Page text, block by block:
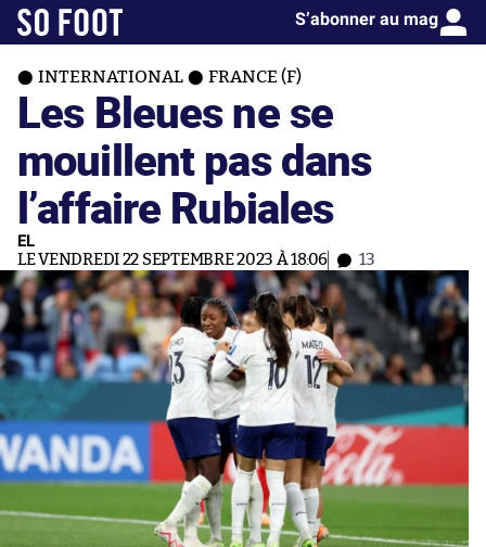
S’abonner au mag
INTERNATIONAL FRANCE (F)
Les Bleues ne se
mouillent pas dans
l’affaire Rubiales
EL
LE VENDREDI 22 SEPTEMBRE 2023 À 18:06 13